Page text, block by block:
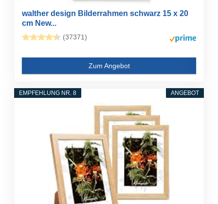
walther design Bilderrahmen schwarz 15 x 20
cm New...
(37371)
Zum Angebot
ANGEBOT
EMPFEHLUNG NR. 8